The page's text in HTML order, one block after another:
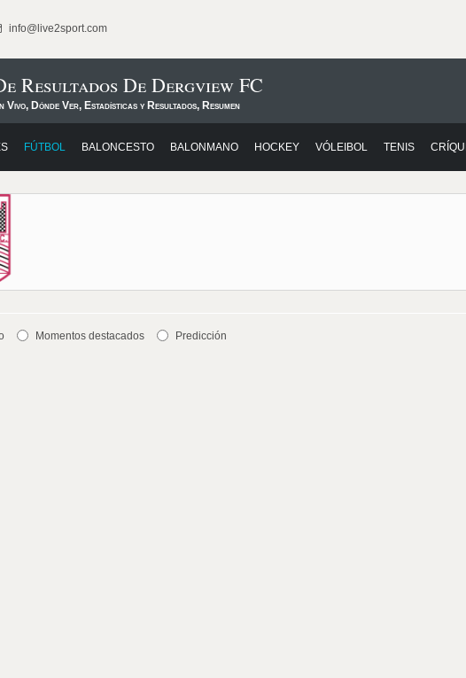
info@live2sport.com
Resultados De Dergview FC
Dónde Ver, Estadísticas y Resultados, Resumen
FÚTBOL BALONCESTO BALONMANO HOCKEY VÓLEIBOL TENIS
Momentos destacados Predicción